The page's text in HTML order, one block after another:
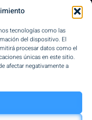
tecnologías como las
del dispositivo. El
procesar datos como el
únicas en este sitio.
afectar negativamente a